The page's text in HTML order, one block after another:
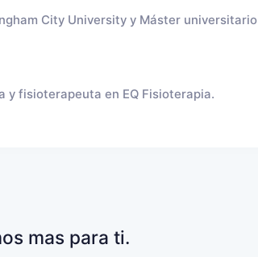
City University y Máster universitario
y fisioterapeuta en EQ Fisioterapia.
mas para ti.